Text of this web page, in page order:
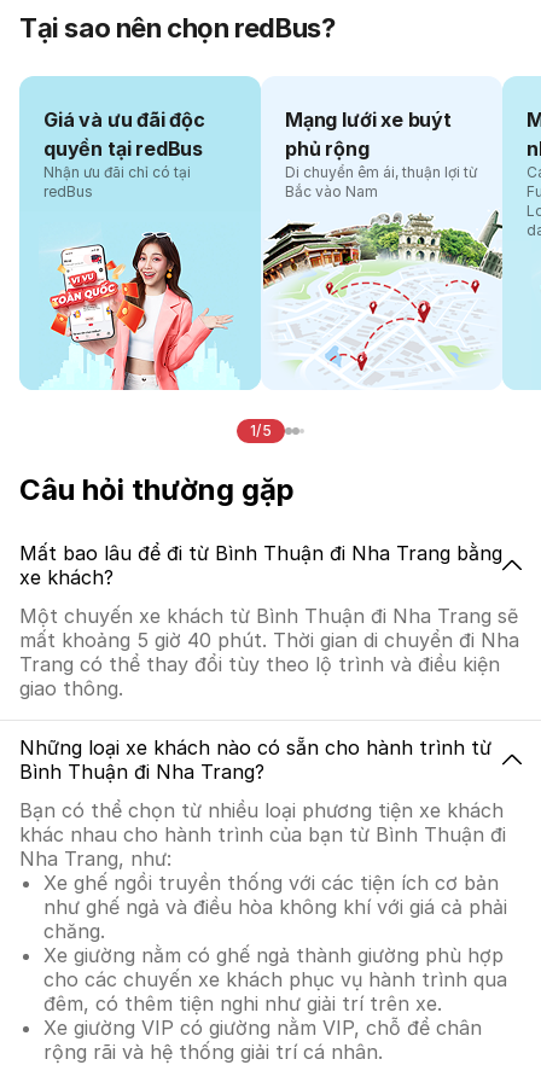
Tại sao nên chọn redBus?
Giá và ưu đãi độc
quyền tại redBus
Nhận ưu đãi chỉ có tại
redBus
Mạng lưới xe buýt
phủ rộng
Di chuyển êm ái, thuận lợi từ
Bắc vào Nam
1/5
Câu hỏi thường gặp
Mất bao lâu để đi từ Bình Thuận đi Nha Trang bằng
xe khách?
Một chuyến xe khách từ Bình Thuận đi Nha Trang sẽ
mất khoảng 5 giờ 40 phút. Thời gian di chuyển đi Nha
Trang có thể thay đổi tùy theo lộ trình và điều kiện
giao thông.
Những loại xe khách nào có sẵn cho hành trình từ
Bình Thuận đi Nha Trang?
Bạn có thể chọn từ nhiều loại phương tiện xe khách
khác nhau cho hành trình của bạn từ Bình Thuận đi
Nha Trang, như:
Xe ghế ngồi truyền thống với các tiện ích cơ bản
như ghế ngả và điều hòa không khí với giá cả phải
chăng.
Xe giường nằm có ghế ngả thành giường phù hợp
cho các chuyến xe khách phục vụ hành trình qua
đêm, có thêm tiện nghi như giải trí trên xe.
Xe giường VIP có giường nằm VIP, chỗ để chân
rộng rãi và hệ thống giải trí cá nhân.